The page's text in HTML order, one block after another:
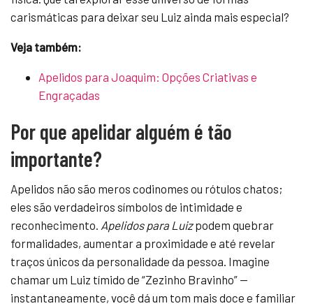
carismáticas para deixar seu Luiz ainda mais especial?
Veja também:
Apelidos para Joaquim: Opções Criativas e
Engraçadas
Por que apelidar alguém é tão
importante?
Apelidos não são meros codinomes ou rótulos chatos;
eles são verdadeiros símbolos de intimidade e
reconhecimento. Apelidos para Luizpodem quebrar
formalidades, aumentar a proximidade e até revelar
traços únicos da personalidade da pessoa. Imagine
chamar um Luiz tímido de “Zezinho Bravinho” —
instantaneamente, você dá um tom mais doce e familiar